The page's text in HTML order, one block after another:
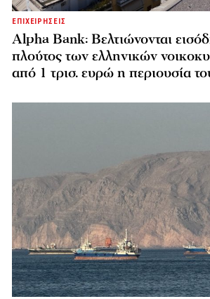
ΕΠΙΧΕΙΡΗΣΕΙΣ
Alpha Bank: Βελτιώνονται
πλούτος των ελληνικών
από 1 τρισ. ευρώ η περιουσία